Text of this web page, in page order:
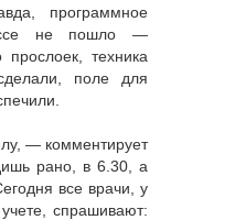
программное
не пошло —
техника
поле для
— комментирует
рано, в 6.30, а
все врачи, у
спрашивают: